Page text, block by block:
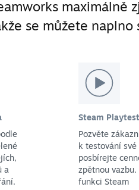
maximálně
se můžete
a
Steam Playtest
Pozvěte
k testování své
posbírejte
zpětnou
funkci Steam